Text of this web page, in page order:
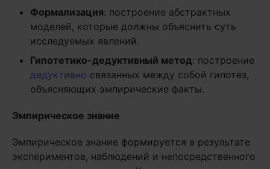
Формализация: построение абстрактных
моделей, которые должны объяснить суть
исследуемых явлений.
Гипотетико-дедуктивный метод: построение
дедуктивно связанных между собой гипотез,
объясняющих эмпирические факты.
Эмпирическое знание
Эмпирическое знание формируется в результате
экспериментов, наблюдений и непосредственного